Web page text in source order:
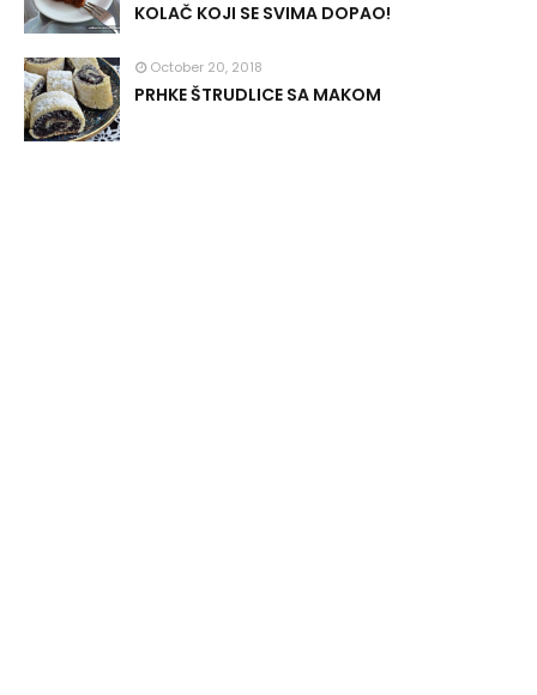
KOLAČ KOJI SE SVIMA DOPAO!
October 20, 2018
PRHKE ŠTRUDLICE SA MAKOM